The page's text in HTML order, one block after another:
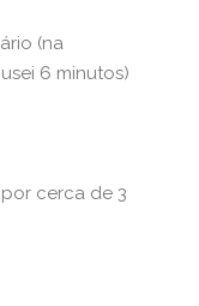
(na
6 minutos)
cerca de 3